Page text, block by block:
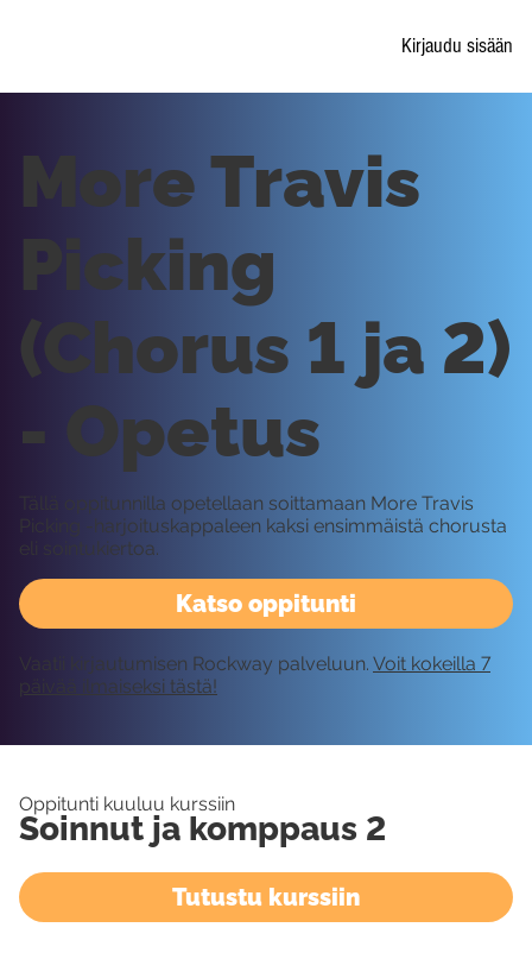
Kirjaudu sisään
Katso oppitunti
More Travis
Picking
(Chorus 1 ja 2)
- Opetus
Tällä oppitunnilla opetellaan soittamaan More Travis
Picking -harjoituskappaleen kaksi ensimmäistä chorusta
eli sointukiertoa.
Vaatii kirjautumisen Rockway palveluun. Voit kokeilla 7
päivää ilmaiseksi tästä!
Oppitunti kuuluu kurssiin
Soinnut ja komppaus 2
Tutustu kurssiin